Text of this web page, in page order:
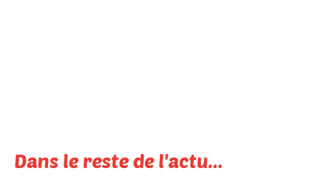
Dans le reste de l'actu...